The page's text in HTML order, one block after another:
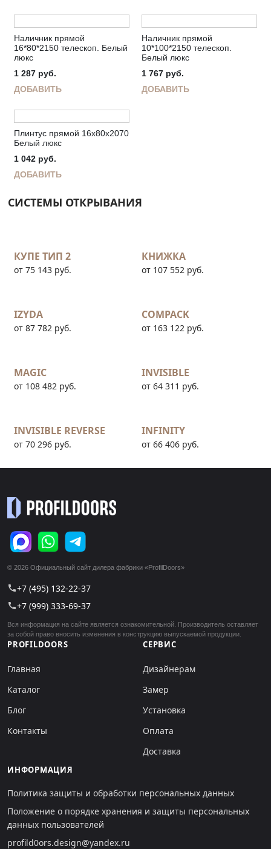
Наличник прямой
16*80*2150 телескоп. Белый
люкс
1 287 руб.
ДОБАВИТЬ
Наличник прямой
10*100*2150 телескоп.
Белый люкс
1 767 руб.
ДОБАВИТЬ
Плинтус прямой 16х80х2070
Белый люкс
1 042 руб.
ДОБАВИТЬ
СИСТЕМЫ ОТКРЫВАНИЯ
КУПЕ ТИП 2
от 75 143 руб.
КНИЖКА
от 107 552 руб.
IZYDA
от 87 782 руб.
COMPACK
от 163 122 руб.
MAGIC
от 108 482 руб.
INVISIBLE
от 64 311 руб.
INVISIBLE REVERSE
от 70 296 руб.
INFINITY
от 66 406 руб.
© 2026 Официальный сайт дилера фабрики «ProfilDoors»
call+7 (495) 132-22-37
call+7 (999) 333-69-37
Вся информация на сайте является ознакомительной. Производитель оставляет
за собой право вносить изменения в конструкцию выпускаемой продукции.
PROFILDOORS
Главная
Каталог
Блог
Контакты
СЕРВИС
Дизайнерам
Замер
Установка
Оплата
Доставка
ИНФОРМАЦИЯ
Политика защиты и обработки персональных данных
Положение о порядке хранения и защиты персональных
данных пользователей
profild0ors.design@yandex.ru